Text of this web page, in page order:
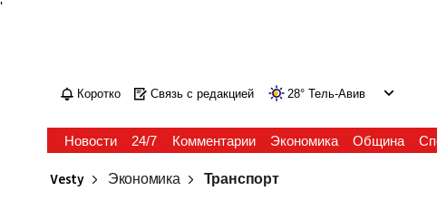
'
Коротко Связь с редакцией 28° Тель-Авив
Новости 24/7 Комментарии Экономика Община
Vesty Экономика Транспорт